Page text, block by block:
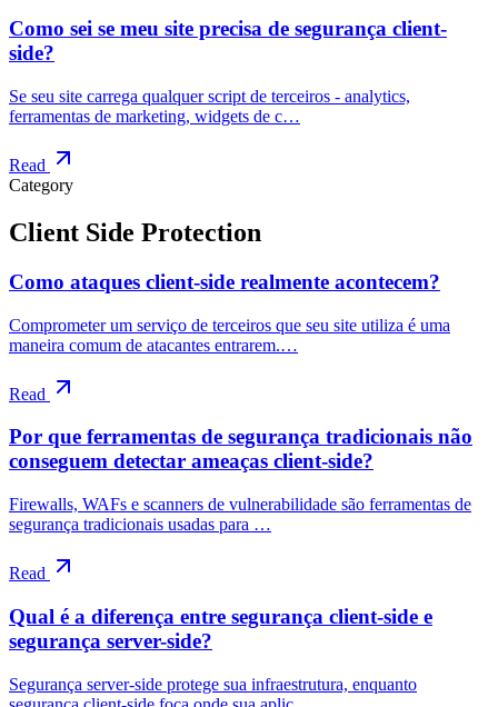
Como sei se meu site precisa de segurança client-
side?
Se seu site carrega qualquer script de terceiros - analytics,
ferramentas de marketing, widgets de c…
Read
Category
Client Side Protection
Como ataques client-side realmente acontecem?
Comprometer um serviço de terceiros que seu site utiliza é uma
maneira comum de atacantes entrarem.…
Read
Por que ferramentas de segurança tradicionais não
conseguem detectar ameaças client-side?
Firewalls, WAFs e scanners de vulnerabilidade são ferramentas de
segurança tradicionais usadas para …
Read
Qual é a diferença entre segurança client-side e
segurança server-side?
Segurança server-side protege sua infraestrutura, enquanto